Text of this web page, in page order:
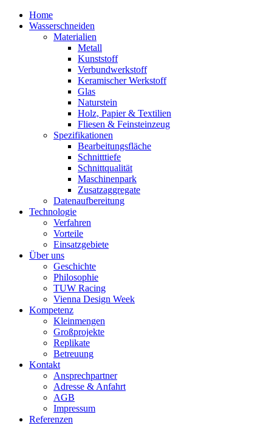
Home
Wasserschneiden
Materialien
Metall
Kunststoff
Verbundwerkstoff
Keramischer Werkstoff
Glas
Naturstein
Holz, Papier & Textilien
Fliesen & Feinsteinzeug
Spezifikationen
Bearbeitungsfläche
Schnitttiefe
Schnittqualität
Maschinenpark
Zusatzaggregate
Datenaufbereitung
Technologie
Verfahren
Vorteile
Einsatzgebiete
Über uns
Geschichte
Philosophie
TUW Racing
Vienna Design Week
Kompetenz
Kleinmengen
Großprojekte
Replikate
Betreuung
Kontakt
Ansprechpartner
Adresse & Anfahrt
AGB
Impressum
Referenzen